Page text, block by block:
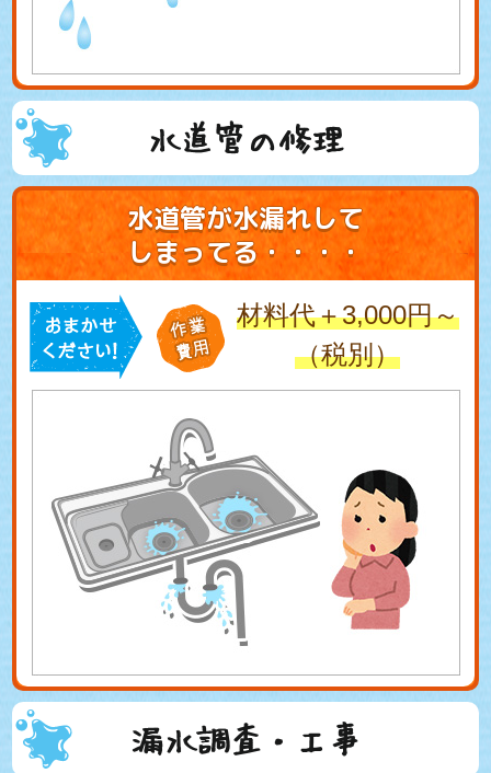
水道管の修理
水道管が水漏れして
しまってる・・・・
材料代＋3,000円～
（税別）
漏水調査・工事